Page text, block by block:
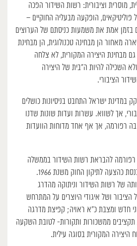
מוסרית וציבורית: רשות השידור הפכה
פוליטיקאים, הופקעה מבעליה החוקיים –
בזמן אמת את משמעות כניסתם של הערוצים
מאחור הן מבחינה טכנולוגית, הן מבחינת
גם מבחינת היצירה המקורית, לא צלחה
השכילה להיות ה”בית של היצירה
הציבורי.
במדינת ישראל התחבט בניסיונות כושלים
אך לשווא. עשרות ועדות שונות שדנו
רפורמה, אך אף אחד מדוחות הוועדות
תוכנית רפורמה להבראת רשות השידור בממשלה
ועברה בקריאה ראשונה בכנסת כהצעה לתיקון החוק משנת 1966.
של רשות השידור וניתוקה מהדרג
הציבור ושל איגודי היוצרים על המתרחש
חדש ומצבת כ”א ראויה; קפיצת מדרגה
תקציבים ממשכורות ותקורות- לטובת השקעה
היצירה המקורית בסוגה עילית.